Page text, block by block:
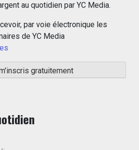
au quotidien par YC Media.
par voie électronique les
de YC Media